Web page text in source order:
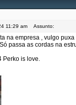
11:29 am Assunto:
na empresa , vulgo
passa as cordas na
Perko is love.